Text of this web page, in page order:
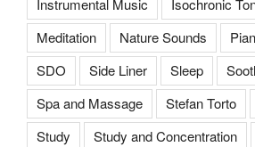
Instrumental Music Isochronic
Meditation
Nature Sounds
SDO
Side Liner Sleep
Spa and Massage
Stefan Torto
Study
Study and Concentration